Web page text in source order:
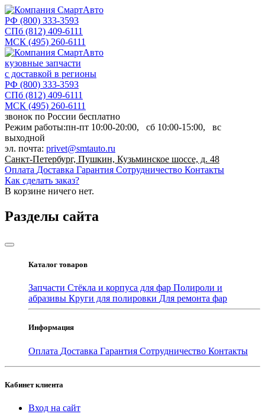
РФ (800) 333-3593
СПб (812) 409-6111
МСК (495) 260-6111
кузовные запчасти
с доставкой в регионы
РФ (800) 333-3593
СПб (812) 409-6111
МСК (495) 260-6111
звонок по России бесплатно
Режим работы:пн-пт 10:00-20:00, сб 10:00-15:00, вс
выходной
эл. почта: privet@smtauto.ru
Санкт-Петербург, Пушкин, Кузьминское шоссе, д. 48
Оплата Доставка Гарантия Сотрудничество Контакты
Как сделать заказ?
В корзине ничего нет.
Разделы сайта
Каталог товаров
Запчасти Стёкла и корпуса для фар Полироли и
абразивы Круги для полировки Для ремонта фар
Информация
Оплата Доставка Гарантия Сотрудничество Контакты
Кабинет клиента
Вход на сайт